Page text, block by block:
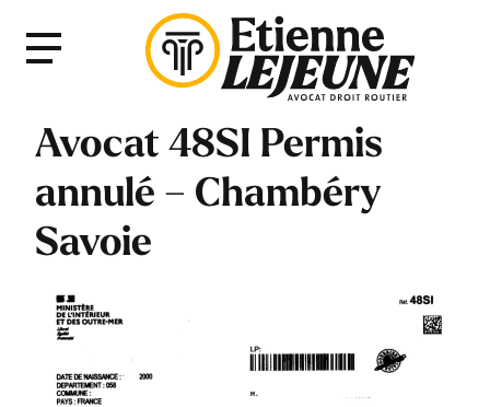
Menu
Avocat 48SI Permis
annulé – Chambéry
Savoie
Fermer